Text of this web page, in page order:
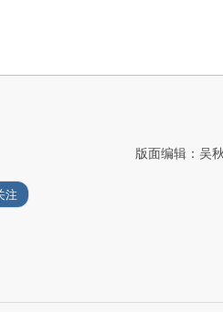
版面编辑：吴
注